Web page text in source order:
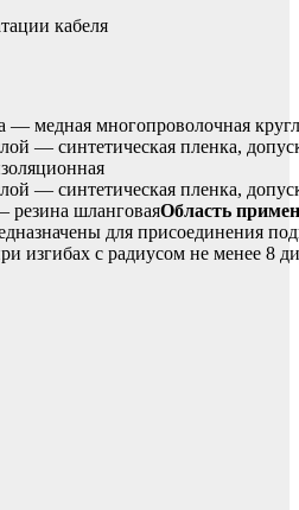
кабеля
— медная многопроволочная
— синтетическая пленка,
— синтетическая пленка,
резина шланговаяОбласть
для присоединения
изгибах с радиусом не менее 8